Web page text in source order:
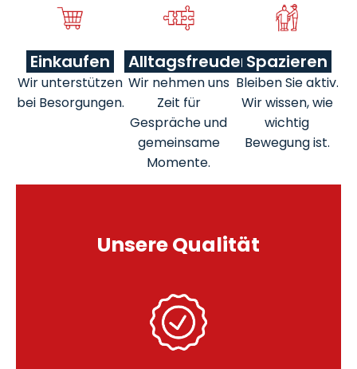
Einkaufen
Wir unterstützen
bei Besorgungen.
Alltagsfreuden
Wir nehmen uns
Zeit für
Gespräche und
gemeinsame
Momente.
Spazieren
Bleiben Sie aktiv.
Wir wissen, wie
wichtig
Bewegung ist.
Unsere Qualität